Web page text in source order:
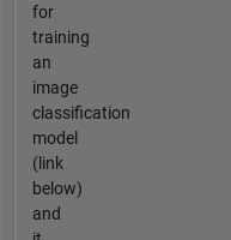
for
training
an
image
classification
model
(link
below)
and